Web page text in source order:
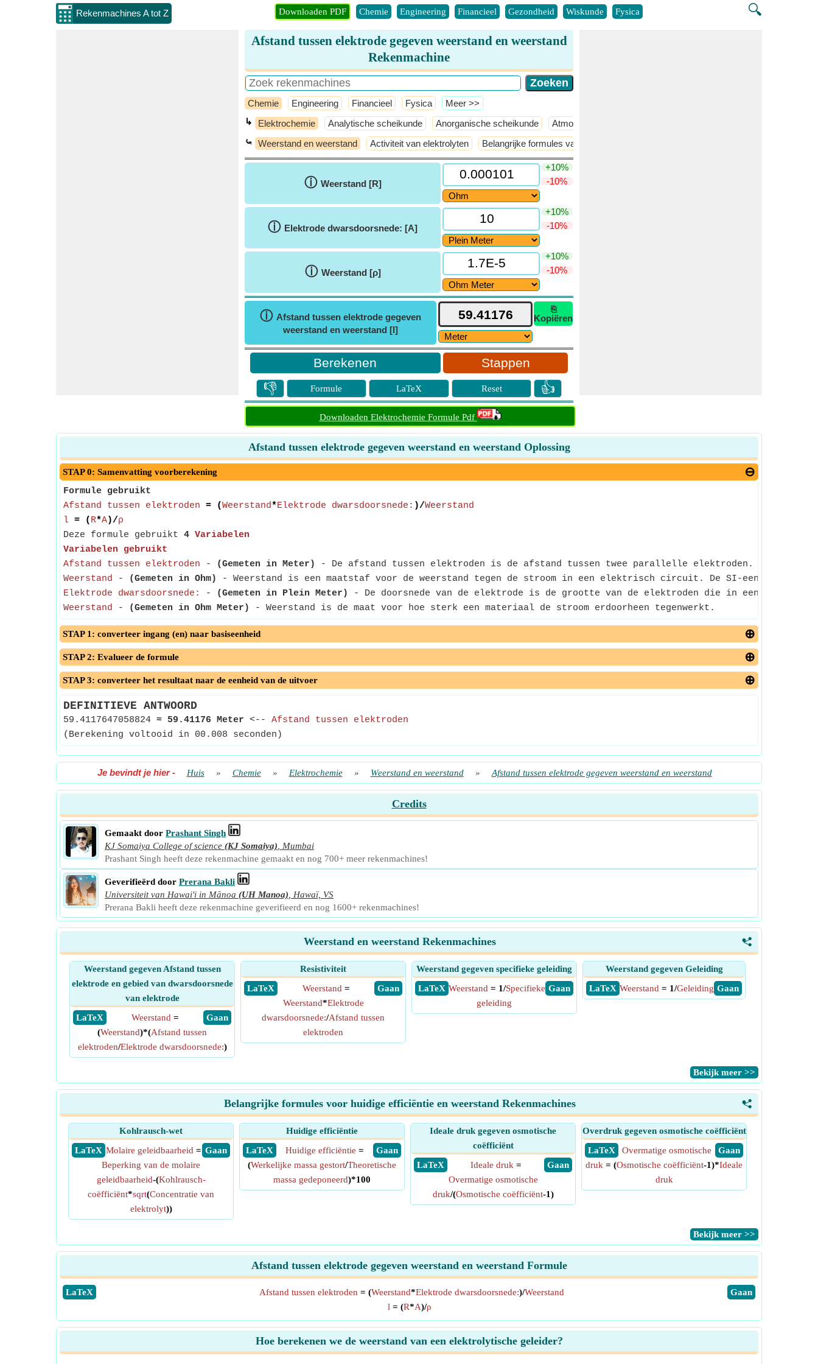
Rekenmachines A tot Z 🔍
Downloaden PDF Chemie Engineering Financieel Gezondheid Wiskunde Fysica
Afstand tussen elektrode gegeven weerstand en weerstand
Rekenmachine
Chemie Engineering Financieel Fysica ​Meer >>
↳ Elektrochemie Analytische scheikunde Anorganische scheikunde Atmosferische Chemie
⤿ Weerstand en weerstand Activiteit van elektrolyten Belangrijke formules van Gibbs Vrije Energie en Entropie en Helmholtz Vrije Energie
ⓘ Weerstand [R]
+10%
-10%
ⓘ Elektrode dwarsdoorsnede: [A]
+10%
-10%
ⓘ Weerstand [ρ]
+10%
-10%
ⓘ Afstand tussen elektrode gegeven
weerstand en weerstand [l]
⎘
Kopiëren
Stappen
👎 Formule LaTeX Reset 👍
Downloaden Elektrochemie Formule Pdf
Afstand tussen elektrode gegeven weerstand en weerstand Oplossing
STAP 0: Samenvatting voorberekening
Formule gebruikt
Afstand tussen elektroden = (Weerstand*Elektrode dwarsdoorsnede: )/Weerstand
l = ( R*A)/ρ
Deze formule gebruikt 4 Variabelen
Variabelen gebruikt
Afstand tussen elektroden - (Gemeten in Meter)
- De afstand tussen elektroden is de afstand tussen twee parallelle elektroden.
Weerstand - (Gemeten in Ohm)
- Weerstand is een maatstaf voor de weerstand tegen de stroom in een elektrisch circuit. De SI-eenheid is
Elektrode dwarsdoorsnede:
- (Gemeten in Plein Meter)
- De doorsnede van de elektrode is de grootte van de elektroden die in een
Weerstand - (Gemeten in Ohm Meter) - Weerstand is de maat voor hoe sterk een materiaal de stroom erdoorheen tegenwerkt.
STAP 1: converteer ingang (en) naar basiseenheid
STAP 2: Evalueer de formule
STAP 3: converteer het resultaat naar de eenheid van de uitvoer
DEFINITIEVE ANTWOORD
59.4117647058824 ≈ 59.41176 Meter <-- Afstand tussen elektroden
(Berekening voltooid in 00.008 seconden)
Je bevindt je hier- Huis » Chemie » Elektrochemie » Weerstand en weerstand » Afstand tussen elektrode gegeven weerstand en weerstand
Credits
Gemaakt door Prashant Singh
KJ Somaiya College of science (KJ Somaiya)
Mumbai
Prashant Singh heeft deze rekenmachine gemaakt en nog 700+ meer rekenmachines!
Geverifieërd door Prerana Bakli
Universiteit van Hawai'i in Mānoa (UH Manoa)
Hawaï, VS
Prerana Bakli heeft deze rekenmachine geverifieerd en nog 1600+ rekenmachines!
<
Weerstand en weerstand Rekenmachines
Weerstand gegeven Afstand tussen
elektrode en gebied van dwarsdoorsnede
van elektrode
​ LaTeX
​ Gaan
Weerstand =
(Weerstand)*(Afstand tussen
elektroden/Elektrode dwarsdoorsnede:)
Resistiviteit
​ LaTeX
​ Gaan
Weerstand =
Weerstand*Elektrode
dwarsdoorsnede:/Afstand tussen
elektroden
Weerstand gegeven specifieke geleiding
​ LaTeX
​ Gaan
Weerstand = 1/Specifieke
geleiding
Weerstand gegeven Geleiding
​ LaTeX
​ Gaan
Weerstand = 1/Geleiding
​Bekijk meer >>
<
Belangrijke formules voor huidige efficiëntie en weerstand Rekenmachines
Kohlrausch-wet
​ LaTeX
​ Gaan
Molaire geleidbaarheid =
Beperking van de molaire
geleidbaarheid-(Kohlrausch-
coëfficiënt*sqrt(Concentratie van
elektrolyt))
Huidige efficiëntie
​ LaTeX
​ Gaan
Huidige efficiëntie =
(Werkelijke massa gestort/Theoretische
massa gedeponeerd)*100
Ideale druk gegeven osmotische
coëfficiënt
​ LaTeX
​ Gaan
Ideale druk =
Overmatige osmotische
druk/(Osmotische coëfficiënt-1)
Overdruk gegeven osmotische coëfficiënt
​ LaTeX
​ Gaan
Overmatige osmotische
druk = (Osmotische coëfficiënt-1)*Ideale
druk
​Bekijk meer >>
Afstand tussen elektrode gegeven weerstand en weerstand Formule
​LaTeX ​Gaan
Afstand tussen elektroden = (Weerstand*Elektrode dwarsdoorsnede:)/Weerstand
l = (R*A)/ρ
Hoe berekenen we de weerstand van een elektrolytische geleider?